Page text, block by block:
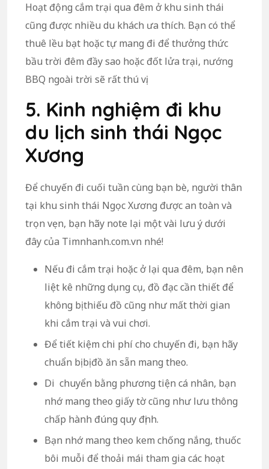
Hoạt động cắm trại qua đêm ở khu sinh thái
cũng được nhiều du khách ưa thích. Bạn có thể
thuê lều bạt hoặc tự mang đi để thưởng thức
bầu trời đêm đầy sao hoặc đốt lửa trại, nướng
BBQ ngoài trời sẽ rất thú vị.
5. Kinh nghiệm đi khu
du lịch sinh thái Ngọc
Xương
Để chuyến đi cuối tuần cùng bạn bè, người thân
tại khu sinh thái Ngọc Xương được an toàn và
trọn vẹn, bạn hãy note lại một vài lưu ý dưới
đây của Timnhanh.com.vn nhé!
Nếu đi cắm trại hoặc ở lại qua đêm, bạn nên
liệt kê những dụng cụ, đồ đạc cần thiết để
không bị thiếu đồ cũng như mất thời gian
khi cắm trại và vui chơi.
Để tiết kiệm chi phí cho chuyến đi, bạn hãy
chuẩn bị bị đồ ăn sẵn mang theo.
Di chuyển bằng phương tiện cá nhân, bạn
nhớ mang theo giấy tờ cũng như lưu thông
chấp hành đúng quy định.
Bạn nhớ mang theo kem chống nắng, thuốc
bôi muỗi để thoải mái tham gia các hoạt